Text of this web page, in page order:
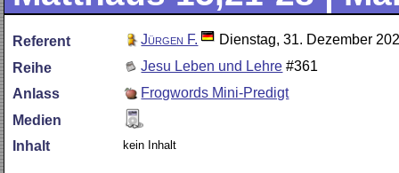
Referent Jürgen F.
Dienstag, 31. Dezember
Reihe
Jesu Leben und Lehre #361
Anlass
Frogwords Mini-Predigt
Medien
Inhalt
kein Inhalt